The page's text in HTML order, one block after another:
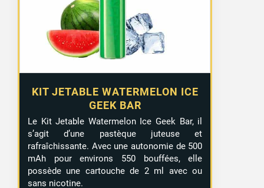
KIT JETABLE WATERMELON ICE
GEEK BAR
Le Kit Jetable Watermelon Ice Geek Bar, il
s’agit d’une pastèque juteuse et
rafraîchissante. Avec une autonomie de 500
mAh pour environs 550 bouffées, elle
possède une cartouche de 2 ml avec ou
sans nicotine.